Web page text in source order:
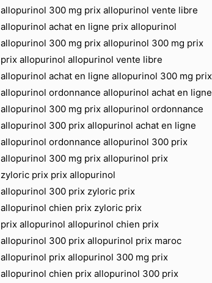
allopurinol 300 mg prix allopurinol vente libre
allopurinol achat en ligne prix allopurinol
allopurinol 300 mg prix allopurinol 300 mg prix
prix allopurinol allopurinol vente libre
allopurinol achat en ligne allopurinol 300 mg prix
allopurinol ordonnance allopurinol achat en ligne
allopurinol 300 mg prix allopurinol ordonnance
allopurinol 300 prix allopurinol achat en ligne
allopurinol ordonnance allopurinol 300 prix
allopurinol 300 mg prix allopurinol prix
zyloric prix prix allopurinol
allopurinol 300 prix zyloric prix
allopurinol chien prix zyloric prix
prix allopurinol allopurinol chien prix
allopurinol 300 prix allopurinol prix maroc
allopurinol prix allopurinol 300 mg prix
allopurinol chien prix allopurinol 300 prix